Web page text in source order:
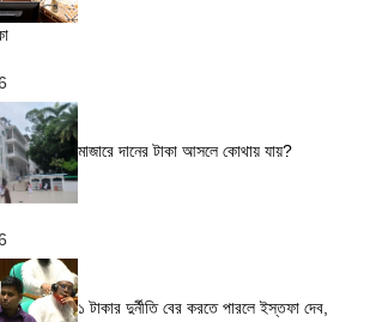
মাজারে দানের টাকা আসলে কোথায় যায়?
১ টাকার দুর্নীতি বের করতে পারলে ইস্তফা দেব,